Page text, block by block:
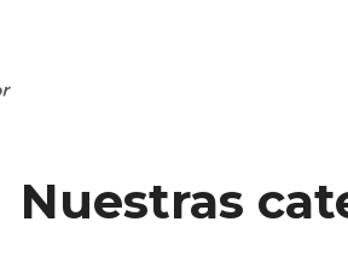
Nuestras